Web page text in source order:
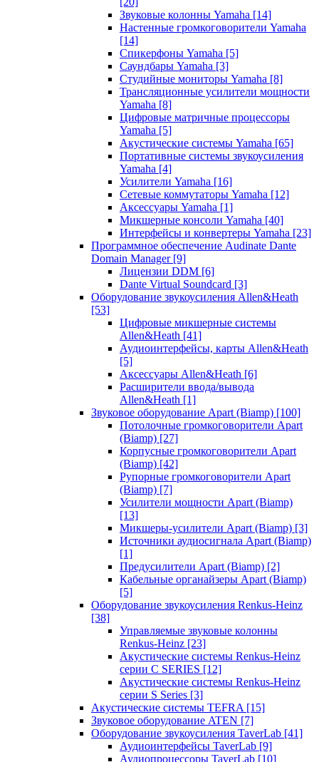
Звуковые колонны Yamaha [14]
Настенные громкоговорители Yamaha
[14]
Спикерфоны Yamaha [5]
Саундбары Yamaha [3]
Студийные мониторы Yamaha [8]
Трансляционные усилители мощности
Yamaha [8]
Цифровые матричные процессоры
Yamaha [5]
Акустические системы Yamaha [65]
Портативные системы звукоусиления
Yamaha [4]
Усилители Yamaha [16]
Сетевые коммутаторы Yamaha [12]
Аксессуары Yamaha [1]
Микшерные консоли Yamaha [40]
Интерфейсы и конвертеры Yamaha [23]
Программное обеспечение Audinate Dante
Domain Manager [9]
Лицензии DDM [6]
Dante Virtual Soundcard [3]
Оборудование звукоусиления Allen&Heath
[53]
Цифровые микшерные системы
Allen&Heath [41]
Аудиоинтерфейсы, карты Allen&Heath
[5]
Аксессуары Allen&Heath [6]
Расширители ввода/вывода
Allen&Heath [1]
Звуковое оборудование Apart (Biamp) [100]
Потолочные громкоговорители Apart
(Biamp) [27]
Корпусные громкоговорители Apart
(Biamp) [42]
Рупорные громкоговорители Apart
(Biamp) [7]
Усилители мощности Apart (Biamp)
[13]
Микшеры-усилители Apart (Biamp) [3]
Источники аудиосигнала Apart (Biamp)
[1]
Предусилители Apart (Biamp) [2]
Кабельные органайзеры Apart (Biamp)
[5]
Оборудование звукоусиления Renkus-Heinz
[38]
Управляемые звуковые колонны
Renkus-Heinz [23]
Акустические системы Renkus-Heinz
серии C SERIES [12]
Акустические системы Renkus-Heinz
серии S Series [3]
Акустические системы TEFRA [15]
Звуковое оборудование ATEN [7]
Оборудование звукоусиления TaverLab [41]
Аудиоинтерфейсы TaverLab [9]
Аудиопроцессоры TaverLab [10]